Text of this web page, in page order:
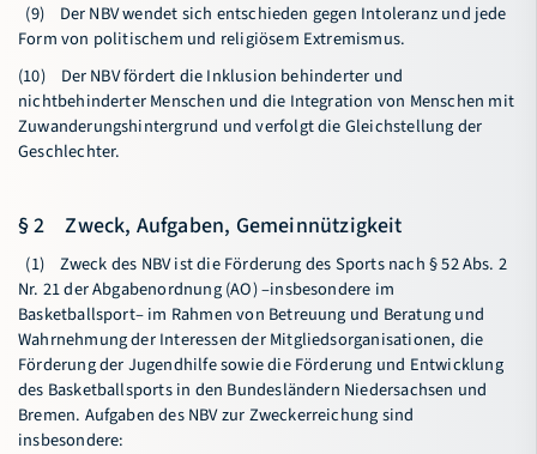
(9) Der NBV wendet sich entschieden gegen Intoleranz und jede
Form von politischem und religiösem Extremismus.
(10) Der NBV fördert die Inklusion behinderter und
nichtbehinderter Menschen und die Integration von Menschen mit
Zuwanderungshintergrund und verfolgt die Gleichstellung der
Geschlechter.
§ 2 Zweck, Aufgaben, Gemeinnützigkeit
(1) Zweck des NBV ist die Förderung des Sports nach § 52 Abs. 2
Nr. 21 der Abgabenordnung (AO) –insbesondere im
Basketballsport– im Rahmen von Betreuung und Beratung und
Wahrnehmung der Interessen der Mitgliedsorganisationen, die
Förderung der Jugendhilfe sowie die Förderung und Entwicklung
des Basketballsports in den Bundesländern Niedersachsen und
Bremen. Aufgaben des NBV zur Zweckerreichung sind
insbesondere: